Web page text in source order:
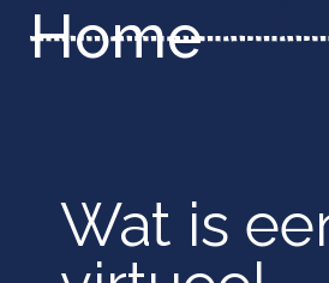
Home
Wat is